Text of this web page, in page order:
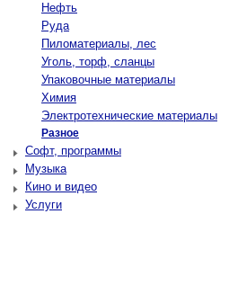
Нефть
Руда
Пиломатериалы, лес
Уголь, торф, сланцы
Упаковочные материалы
Химия
Электротехнические материалы
Разное
Софт, программы
Музыка
Кино и видео
Услуги